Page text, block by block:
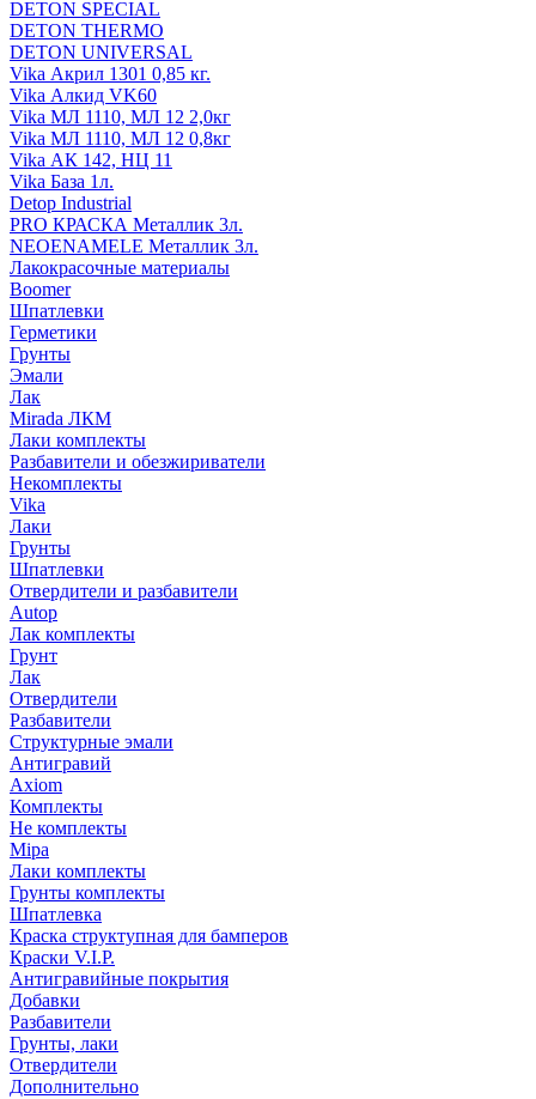
DETON SPECIAL
DETON THERMO
DETON UNIVERSAL
Vika Акрил 1301 0,85 кг.
Vika Алкид VK60
Vika МЛ 1110, МЛ 12 2,0кг
Vika МЛ 1110, МЛ 12 0,8кг
Vika АК 142, НЦ 11
Vika База 1л.
Detop Industrial
PRO КРАСКА Металлик 3л.
NEOENAMELE Металлик 3л.
Лакокрасочные материалы
Boomer
Шпатлевки
Герметики
Грунты
Эмали
Лак
Mirada ЛКМ
Лаки комплекты
Разбавители и обезжириватели
Некомплекты
Vika
Лаки
Грунты
Шпатлевки
Отвердители и разбавители
Autop
Лак комплекты
Грунт
Лак
Отвердители
Разбавители
Структурные эмали
Антигравий
Axiom
Комплекты
Не комплекты
Mipa
Лаки комплекты
Грунты комплекты
Шпатлевка
Краска структупная для бамперов
Краски V.I.P.
Антигравийные покрытия
Добавки
Разбавители
Грунты, лаки
Отвердители
Дополнительно